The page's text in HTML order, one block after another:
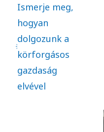
integráljuk - a
tervezéstől a
hulladékcsökkentésig.
Célunk, hogy
termékfejlesztésünk
Ismerje meg,
hogyan
dolgozunk a
körforgásos
gazdaság
elvével